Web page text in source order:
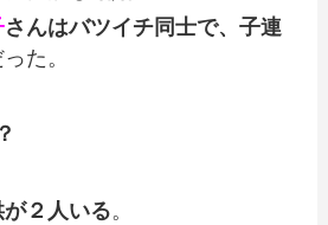
さんはバツイチ同士で、子連
た。
２人いる。